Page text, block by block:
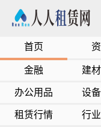
首页
金融 建
办公用品 设
租赁行情 行